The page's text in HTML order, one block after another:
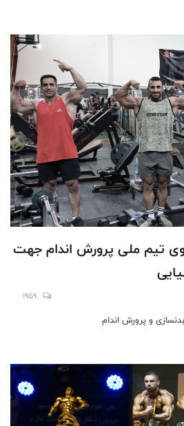
تیم ملی پرورش اندام جهت
1959
و پرورش اندام